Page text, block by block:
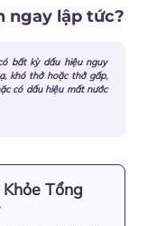
ngay lập tức?
bất kỳ dấu hiệu nguy
khó thở hoặc thở gấp,
có dấu hiệu mất nước
Tổng